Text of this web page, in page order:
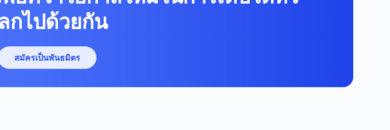
กไปด้วยกัน
สมัครเป็นพันธมิตร